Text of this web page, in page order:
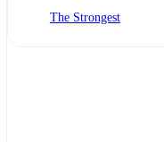
The Strongest